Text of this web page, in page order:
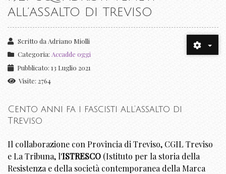
ALL’ASSALTO DI TREVISO
Scritto da Adriano Miolli
Categoria: Accadde oggi
Pubblicato: 13 Luglio 2021
Visite: 2764
Cento anni fa i fascisti all’assalto di
Treviso
Il collaborazione con Provincia di Treviso, CGIL Treviso
e La Tribuna, l'ISTRESCO (Istituto per la storia della
Resistenza e della società contemporanea della Marca